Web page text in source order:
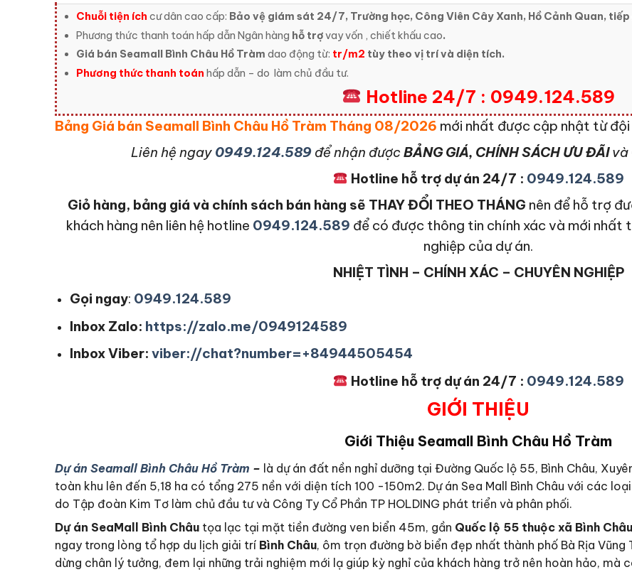
Chuỗi tiện ích cư dân cao cấp: Bảo vệ giám sát 24/7, Trường học, Công Viên Cây Xanh, Hồ Cảnh Quan,
Phương thức thanh toán hấp dẫn Ngân hàng hỗ trợvay vốn , chiết khấu cao.
Giá bán Seamall Bình Châu Hồ Tràm dao động từ: tr/m2 tùy theo vị trí và diện tích.
Phương thức thanh toán hấp dẫn – do làm chủ đầu tư.
Hotline 24/7 : 0949.124.589
Bảng Giá bán Seamall Bình Châu Hồ Tràm Tháng 08/2026 mới nhất được cập nhật từ đội
Liên hệ ngay 0949.124.589để nhận được BẢNG GIÁ, CHÍNH SÁCH ƯU ĐÃIvà
Hotline hỗ trợ dự án 24/7 : 0949.124.589
Giỏ hàng, bảng giá và chính sách bán hàng sẽ THAY ĐỔI THEO THÁNG nên để hỗ trợ
khách hàng nên liên hệ hotline 0949.124.589 để có được thông tin chính xác và mới nhất
nghiệp của dự án.
NHIỆT TÌNH – CHÍNH XÁC – CHUYÊN NGHIỆP
Gọi ngay: 0949.124.589
Inbox Zalo: https://zalo.me/0949124589
Inbox Viber: viber://chat?number=+84944505454
Hotline hỗ trợ dự án 24/7 : 0949.124.589
GIỚI THIỆU
Giới Thiệu Seamall Bình Châu Hồ Tràm
Dự án Seamall Bình Châu Hồ Tràm – là dự án đất nền nghỉ dưỡng tại Đường Quốc lộ 55, Bình Châu,
toàn khu lên đến 5,18 ha có tổng 275 nền với diện tích 100 -150m2. Dự án Sea Mall Bình Châu với các
do Tập đoàn Kim Tơ làm chủ đầu tư và Công Ty Cổ Phần TP HOLDING phát triển và phân phối.
Dự án SeaMall Bình Châu tọa lạc tại mặt tiền đường ven biển 45m, gần Quốc lộ 55 thuộc xã Bình
ngay trong lòng tổ hợp du lịch giải trí Bình Châu, ôm trọn đường bờ biển đẹp nhất thành phố Bà Rịa Vũng
dừng chân lý tưởng, đem lại những trải nghiệm mới lạ giúp kỳ nghỉ của khách hàng trở nên hoàn hảo,